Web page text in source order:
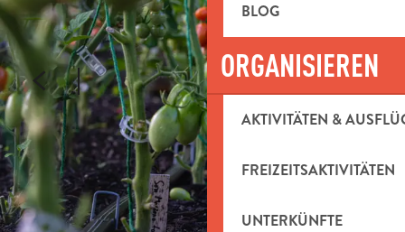
BLOG
ORGANISIEREN
AKTIVITÄTEN &
FREIZEITSAKTIVITÄTEN
UNTERKÜNFTE